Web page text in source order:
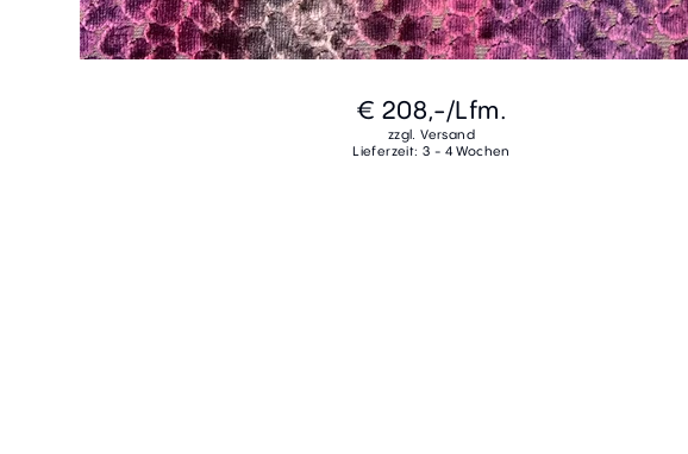
€ 208,-/Lfm.
zzgl. Versand
Lieferzeit: 3 - 4 Wochen